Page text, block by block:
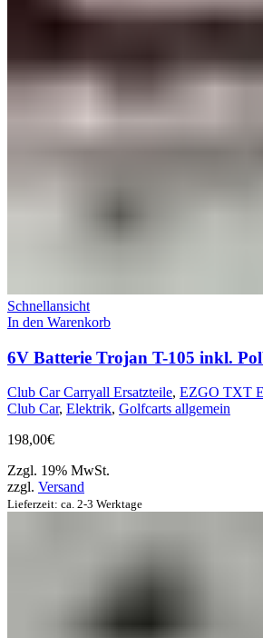
Schnellansicht
In den Warenkorb
6V Batterie Trojan T-105 inkl.
Club Car Carryall Ersatzteile, EZGO TXT
Club Car, Elektrik, Golfcarts allgemein
198,00€
Zzgl. 19% MwSt.
zzgl. Versand
Lieferzeit: ca. 2-3 Werktage